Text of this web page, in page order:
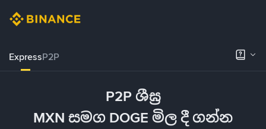
ExpressP2P
P2P ශීඝ්‍ර
MXN සමග DOGE මිල දී ගන්න